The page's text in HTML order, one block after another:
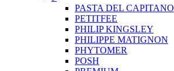
PASTA DEL CAPITANO
PETITFEE
PHILIP KINGSLEY
PHILIPPE MATIGNON
PHYTOMER
POSH